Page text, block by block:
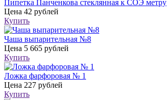
Пипетка Панченкова стеклянная к СОЭ метру
Цена 42 рублей
Купить
Чаша выпарительная №8
Цена 5 665 рублей
Купить
Ложка фарфоровая № 1
Цена 227 рублей
Купить